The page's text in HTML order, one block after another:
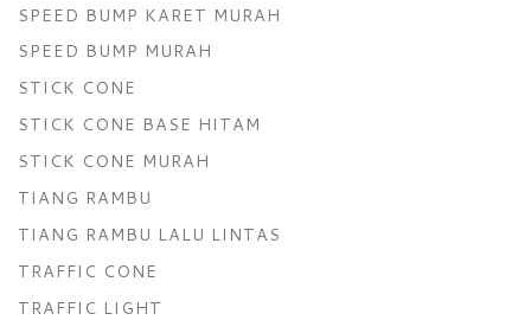
SPEED BUMP KARET MURAH
SPEED BUMP MURAH
STICK CONE
STICK CONE BASE HITAM
STICK CONE MURAH
TIANG RAMBU
TIANG RAMBU LALU LINTAS
TRAFFIC CONE
TRAFFIC LIGHT